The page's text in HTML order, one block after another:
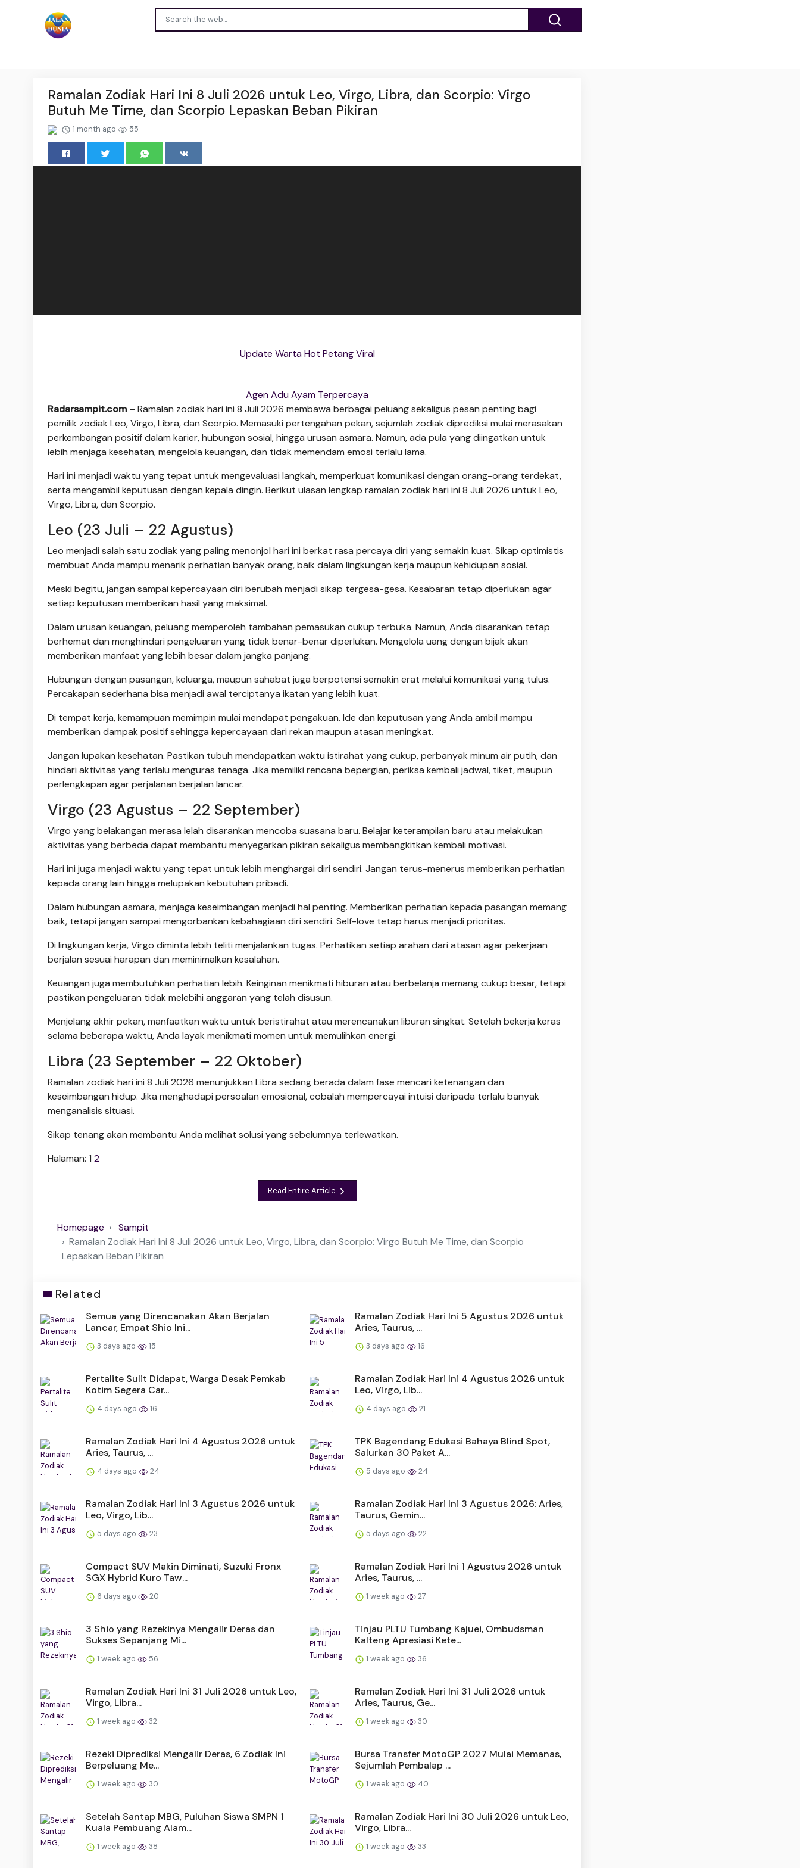
Ramalan Zodiak Hari Ini 8 Juli 2026 untuk Leo, Virgo, Libra, dan Scorpio: Virgo
Butuh Me Time, dan Scorpio Lepaskan Beban Pikiran
1 month ago 55
Update Warta Hot Petang Viral
Agen Adu Ayam Terpercaya
Radarsampit.com –Ramalan zodiak hari ini 8 Juli 2026 membawa berbagai peluang sekaligus pesan penting bagi
pemilik zodiak Leo, Virgo, Libra, dan Scorpio. Memasuki pertengahan pekan, sejumlah zodiak diprediksi mulai merasakan
perkembangan positif dalam karier, hubungan sosial, hingga urusan asmara. Namun, ada pula yang diingatkan untuk
lebih menjaga kesehatan, mengelola keuangan, dan tidak memendam emosi terlalu lama.
Hari ini menjadi waktu yang tepat untuk mengevaluasi langkah, memperkuat komunikasi dengan orang-orang terdekat,
serta mengambil keputusan dengan kepala dingin. Berikut ulasan lengkap ramalan zodiak hari ini 8 Juli 2026 untuk Leo,
Virgo, Libra, dan Scorpio.
Leo (23 Juli – 22 Agustus)
Leo menjadi salah satu zodiak yang paling menonjol hari ini berkat rasa percaya diri yang semakin kuat. Sikap optimistis
membuat Anda mampu menarik perhatian banyak orang, baik dalam lingkungan kerja maupun kehidupan sosial.
Meski begitu, jangan sampai kepercayaan diri berubah menjadi sikap tergesa-gesa. Kesabaran tetap diperlukan agar
setiap keputusan memberikan hasil yang maksimal.
Dalam urusan keuangan, peluang memperoleh tambahan pemasukan cukup terbuka. Namun, Anda disarankan tetap
berhemat dan menghindari pengeluaran yang tidak benar-benar diperlukan. Mengelola uang dengan bijak akan
memberikan manfaat yang lebih besar dalam jangka panjang.
Hubungan dengan pasangan, keluarga, maupun sahabat juga berpotensi semakin erat melalui komunikasi yang tulus.
Percakapan sederhana bisa menjadi awal terciptanya ikatan yang lebih kuat.
Di tempat kerja, kemampuan memimpin mulai mendapat pengakuan. Ide dan keputusan yang Anda ambil mampu
memberikan dampak positif sehingga kepercayaan dari rekan maupun atasan meningkat.
Jangan lupakan kesehatan. Pastikan tubuh mendapatkan waktu istirahat yang cukup, perbanyak minum air putih, dan
hindari aktivitas yang terlalu menguras tenaga. Jika memiliki rencana bepergian, periksa kembali jadwal, tiket, maupun
perlengkapan agar perjalanan berjalan lancar.
Virgo (23 Agustus – 22 September)
Virgo yang belakangan merasa lelah disarankan mencoba suasana baru. Belajar keterampilan baru atau melakukan
aktivitas yang berbeda dapat membantu menyegarkan pikiran sekaligus membangkitkan kembali motivasi.
Hari ini juga menjadi waktu yang tepat untuk lebih menghargai diri sendiri. Jangan terus-menerus memberikan perhatian
kepada orang lain hingga melupakan kebutuhan pribadi.
Dalam hubungan asmara, menjaga keseimbangan menjadi hal penting. Memberikan perhatian kepada pasangan memang
baik, tetapi jangan sampai mengorbankan kebahagiaan diri sendiri. Self-love tetap harus menjadi prioritas.
Di lingkungan kerja, Virgo diminta lebih teliti menjalankan tugas. Perhatikan setiap arahan dari atasan agar pekerjaan
berjalan sesuai harapan dan meminimalkan kesalahan.
Keuangan juga membutuhkan perhatian lebih. Keinginan menikmati hiburan atau berbelanja memang cukup besar, tetapi
pastikan pengeluaran tidak melebihi anggaran yang telah disusun.
Menjelang akhir pekan, manfaatkan waktu untuk beristirahat atau merencanakan liburan singkat. Setelah bekerja keras
selama beberapa waktu, Anda layak menikmati momen untuk memulihkan energi.
Libra (23 September – 22 Oktober)
Ramalan zodiak hari ini 8 Juli 2026 menunjukkan Libra sedang berada dalam fase mencari ketenangan dan
keseimbangan hidup. Jika menghadapi persoalan emosional, cobalah mempercayai intuisi daripada terlalu banyak
menganalisis situasi.
Sikap tenang akan membantu Anda melihat solusi yang sebelumnya terlewatkan.
Halaman: 1 2
Read Entire Article
Homepage
Sampit
Ramalan Zodiak Hari Ini 8 Juli 2026 untuk Leo, Virgo, Libra, dan Scorpio: Virgo Butuh Me Time, dan Scorpio
Lepaskan Beban Pikiran
Related
Semua yang Direncanakan Akan Berjalan
Lancar, Empat Shio Ini...
3 days ago 15
Ramalan Zodiak Hari Ini 5 Agustus 2026 untuk
Aries, Taurus, ...
3 days ago 16
Pertalite Sulit Didapat, Warga Desak Pemkab
Kotim Segera Car...
4 days ago 16
Ramalan Zodiak Hari Ini 4 Agustus 2026 untuk
Leo, Virgo, Lib...
4 days ago 21
Ramalan Zodiak Hari Ini 4 Agustus 2026 untuk
Aries, Taurus, ...
4 days ago 24
TPK Bagendang Edukasi Bahaya Blind Spot,
Salurkan 30 Paket A...
5 days ago 24
Ramalan Zodiak Hari Ini 3 Agustus 2026 untuk
Leo, Virgo, Lib...
5 days ago 23
Ramalan Zodiak Hari Ini 3 Agustus 2026: Aries,
Taurus, Gemin...
5 days ago 22
Compact SUV Makin Diminati, Suzuki Fronx
SGX Hybrid Kuro Taw...
6 days ago 20
Ramalan Zodiak Hari Ini 1 Agustus 2026 untuk
Aries, Taurus, ...
1 week ago 27
3 Shio yang Rezekinya Mengalir Deras dan
Sukses Sepanjang Mi...
1 week ago 56
Tinjau PLTU Tumbang Kajuei, Ombudsman
Kalteng Apresiasi Kete...
1 week ago 36
Ramalan Zodiak Hari Ini 31 Juli 2026 untuk Leo,
Virgo, Libra...
1 week ago 32
Ramalan Zodiak Hari Ini 31 Juli 2026 untuk
Aries, Taurus, Ge...
1 week ago 30
Rezeki Diprediksi Mengalir Deras, 6 Zodiak Ini
Berpeluang Me...
1 week ago 30
Bursa Transfer MotoGP 2027 Mulai Memanas,
Sejumlah Pembalap ...
1 week ago 40
Setelah Santap MBG, Puluhan Siswa SMPN 1
Kuala Pembuang Alam...
1 week ago 38
Ramalan Zodiak Hari Ini 30 Juli 2026 untuk Leo,
Virgo, Libra...
1 week ago 33